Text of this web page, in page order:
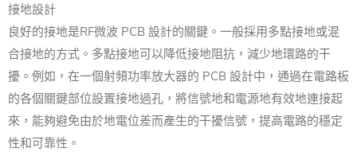
接地設計
良好的接地是RF微波 PCB 設計的關鍵。一般採用多點接地或混
合接地的方式。多點接地可以降低接地阻抗，減少地環路的干
擾。例如，在一個射頻功率放大器的 PCB 設計中，通過在電路板
的各個關鍵部位設置接地過孔，將信號地和電源地有效地連接起
來，能夠避免由於地電位差而產生的干擾信號，提高電路的穩定
性和可靠性。